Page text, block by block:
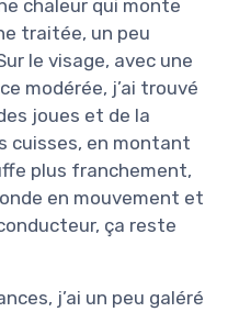
chaleur qui monte
traitée, un peu
le visage, avec une
modérée, j’ai trouvé
joues et de la
cuisses, en montant
plus franchement,
en mouvement et
ça reste
j’ai un peu galéré